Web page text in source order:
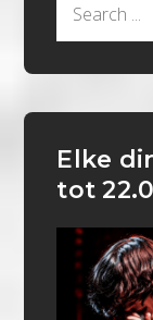
Elke
tot